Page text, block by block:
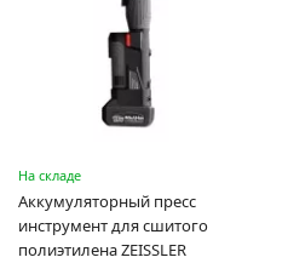
На складе
Аккумуляторный пресс
инструмент для сшитого
полиэтилена ZEISSLER